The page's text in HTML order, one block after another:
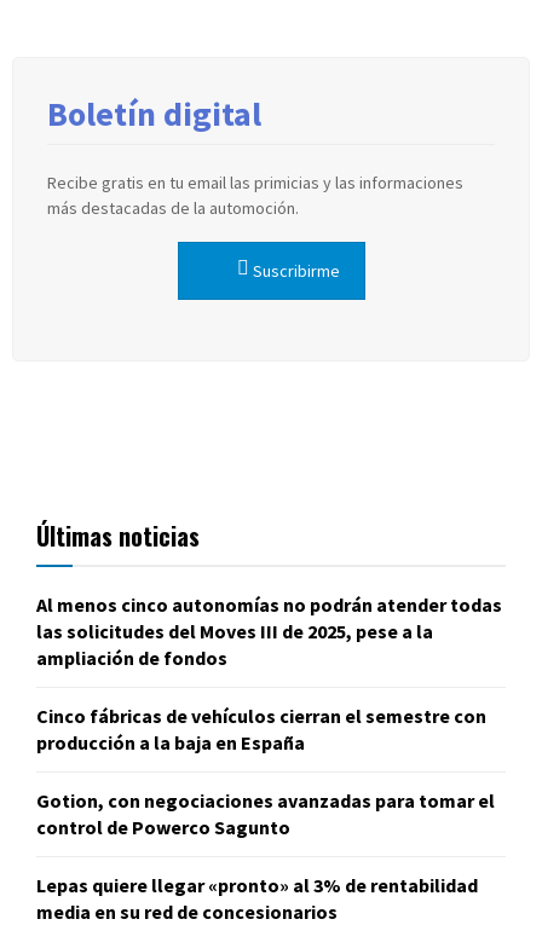
Boletín digital
Recibe gratis en tu email las primicias y las informaciones
más destacadas de la automoción.
Suscribirme
Últimas noticias
Al menos cinco autonomías no podrán atender todas
las solicitudes del Moves III de 2025, pese a la
ampliación de fondos
Cinco fábricas de vehículos cierran el semestre con
producción a la baja en España
Gotion, con negociaciones avanzadas para tomar el
control de Powerco Sagunto
Lepas quiere llegar «pronto» al 3% de rentabilidad
media en su red de concesionarios